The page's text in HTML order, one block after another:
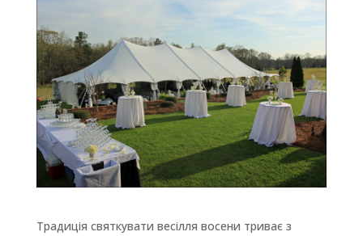
Традиція святкувати весілля восени триває з